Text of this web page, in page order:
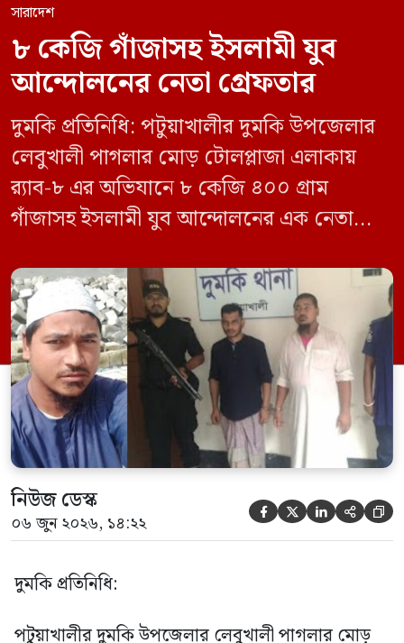
সারাদেশ
৮ কেজি গাঁজাসহ ইসলামী যুব
আন্দোলনের নেতা গ্রেফতার
দুমকি প্রতিনিধি: পটুয়াখালীর দুমকি উপজেলার
লেবুখালী পাগলার মোড় টোলপ্লাজা এলাকায়
র‍্যাব-৮ এর অভিযানে ৮ কেজি ৪০০ গ্রাম
গাঁজাসহ ইসলামী যুব আন্দোলনের এক নেতাকে
ভিত্তিতে অভিযান চালিয়ে মাদক চক্রের আরও
এক সদস্যকে আটক করা হয়। র‍্যাব ও পুলিশ
সূত্রে জানা গেছে, শুক্রবার গোপন সংবাদের
ভিত্তিতে র‍্যাব-৮, সিপিসি-১ পটুয়াখালী ক্যাম্পের
[…]
নিউজ ডেস্ক
০৬ জুন ২০২৬, ১৪:২২     
দুমকি প্রতিনিধি:
পটুয়াখালীর দুমকি উপজেলার লেবুখালী পাগলার মোড়